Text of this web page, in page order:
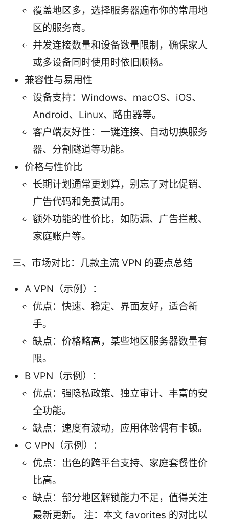
覆盖地区多，选择服务器遍布你的常用地
区的服务商。
并发连接数量和设备数量限制，确保家人
或多设备同时使用时依旧顺畅。
兼容性与易用性
设备支持：Windows、macOS、iOS、
Android、Linux、路由器等。
客户端友好性：一键连接、自动切换服务
器、分割隧道等功能。
价格与性价比
长期计划通常更划算，别忘了对比促销、
广告代码和免费试用。
额外功能的性价比，如防漏、广告拦截、
家庭账户等。
三、市场对比：几款主流 VPN 的要点总结
A VPN（示例）：
优点：快速、稳定、界面友好，适合新
手。
缺点：价格略高，某些地区服务器数量有
限。
B VPN（示例）：
优点：强隐私政策、独立审计、丰富的安
全功能。
缺点：速度有波动，应用体验偶有卡顿。
C VPN（示例）：
优点：出色的跨平台支持、家庭套餐性价
比高。
缺点：部分地区解锁能力不足，值得关注
最新更新。 注：本文 favorites 的对比以